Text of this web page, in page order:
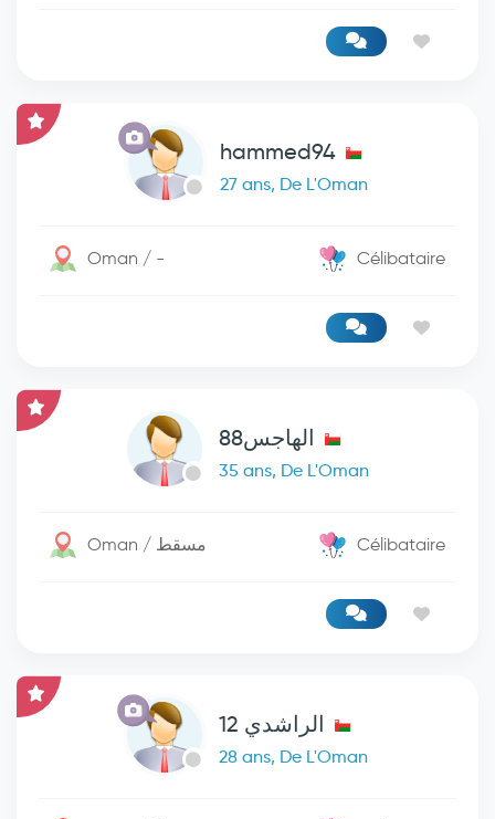
hammed94
27 ans, De L'Oman
Oman / - Célibataire
الهاجس88
35 ans, De L'Oman
Oman / مسقط Célibataire
الراشدي 12
28 ans, De L'Oman